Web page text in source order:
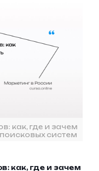
как, где и зачем
систем
как, где и зачем